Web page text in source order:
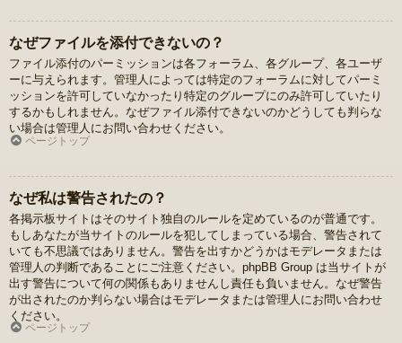
なぜファイルを添付できないの？
ファイル添付のパーミッションは各フォーラム、各グループ、各ユーザ
ーに与えられます。管理人によっては特定のフォーラムに対してパーミ
ッションを許可していなかったり特定のグループにのみ許可していたり
するかもしれません。なぜファイル添付できないのかどうしても判らな
い場合は管理人にお問い合わせください。
ページトップ
なぜ私は警告されたの？
各掲示板サイトはそのサイト独自のルールを定めているのが普通です。
もしあなたが当サイトのルールを犯してしまっている場合、警告されて
いても不思議ではありません。警告を出すかどうかはモデレータまたは
管理人の判断であることにご注意ください。phpBB Group は当サイトが
出す警告について何の関係もありませんし責任も負いません。なぜ警告
が出されたのか判らない場合はモデレータまたは管理人にお問い合わせ
ください。
ページトップ